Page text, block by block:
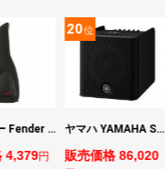
フェンダー Fender FE610 Electric Guitar Gig Bag Black エレキギター用ギグバッグ
4,379円
20位
ヤマハ YAMAHA STAGEPAS 200 バッテリー非搭載モデル ポータブルPAシステム
販売価格 86,020